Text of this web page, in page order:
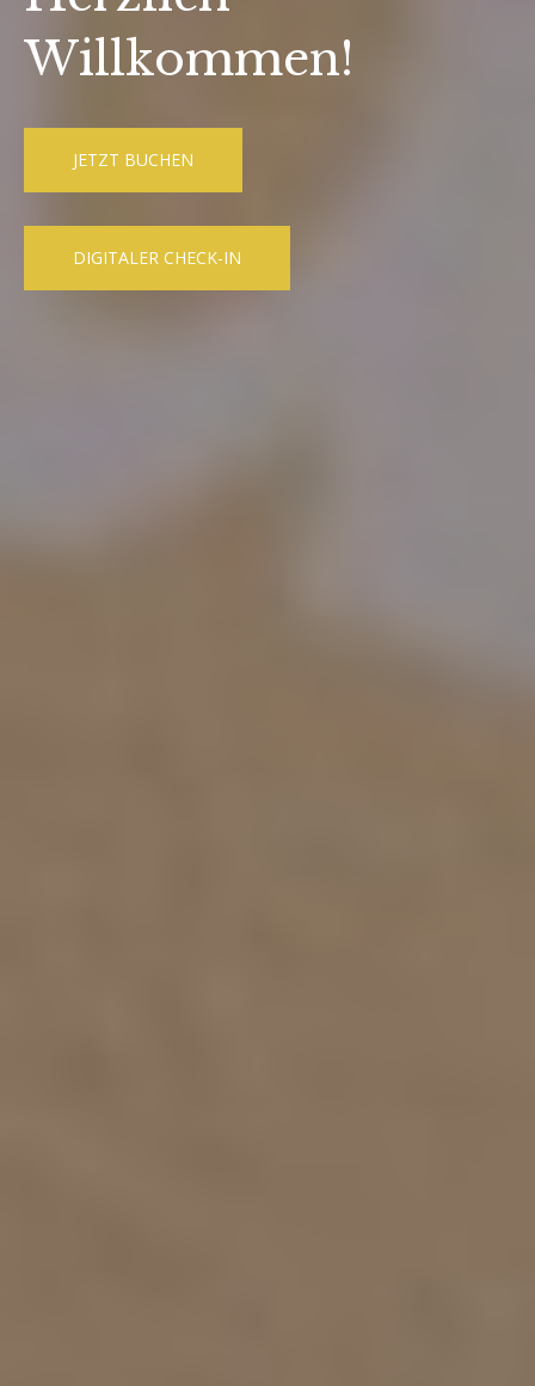
Willkommen!
JETZT BUCHEN
DIGITALER CHECK-IN